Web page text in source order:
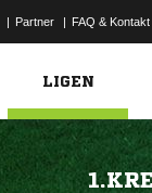
| Partner | FAQ & Kontakt
LIGEN